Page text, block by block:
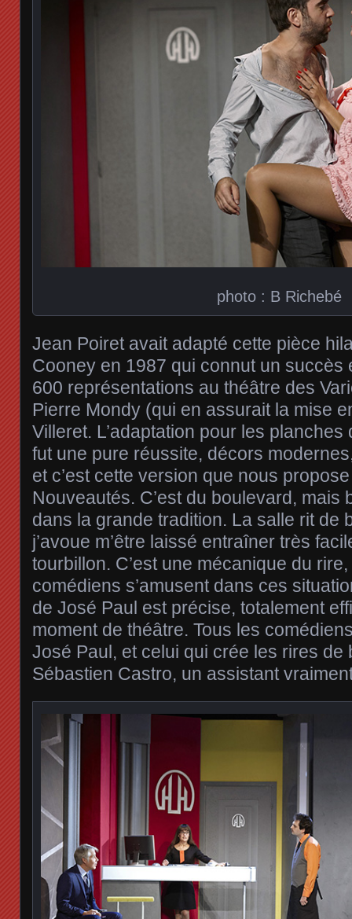
photo : B Richebé
Jean Poiret avait adapté cette pièce
Cooney en 1987 qui connut un succès
600 représentations au théâtre des
Pierre Mondy (qui en assurait la mise
Villeret. L’adaptation pour les
fut une pure réussite, décors
et c’est cette version que nous
Nouveautés. C’est du boulevard, mais
dans la grande tradition. La salle rit de
j’avoue m’être laissé entraîner très
tourbillon. C’est une mécanique du
comédiens s’amusent dans ces
de José Paul est précise, totalement
moment de théâtre. Tous les
José Paul, et celui qui crée les rires de
Sébastien Castro, un assistant